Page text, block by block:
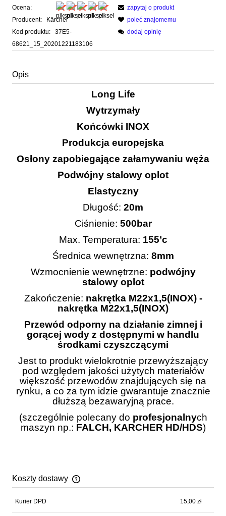
Ocena:
Producent:
Kärcher
Kod produktu:
37E5-
68621_15_20201221183106
zapytaj o produkt
poleć znajomemu
dodaj opinię
Opis
Long Life
Wytrzymały
Końcówki INOX
Produkcja europejska
Osłony zapobiegające załamywaniu węża
Podwójny stalowy oplot
Elastyczny
Długość: 20m
Ciśnienie: 500bar
Max. Temperatura: 155’c
Średnica wewnętrzna: 8mm
Wzmocnienie wewnętrzne: podwójny
stalowy oplot
Zakończenie: nakrętka M22x1,5(INOX) -
nakrętka M22x1,5(INOX)
Przewód odporny na działanie zimnej i
gorącej wody z dostępnymi w handlu
środkami czyszczącymi
Jest to produkt wielokrotnie przewyższający
pod względem jakości użytych materiałów
większość przewodów znajdujących się na
rynku, a co za tym idzie gwarantuje znacznie
dłuższą bezawaryjną prace.
(szczególnie polecany do profesjonalnych
maszyn np.: FALCH, KARCHER HD/HDS)
Koszty dostawy
Cena nie zawiera ewentualnych kosztów płatności
Kurier DPD 15,00 zł